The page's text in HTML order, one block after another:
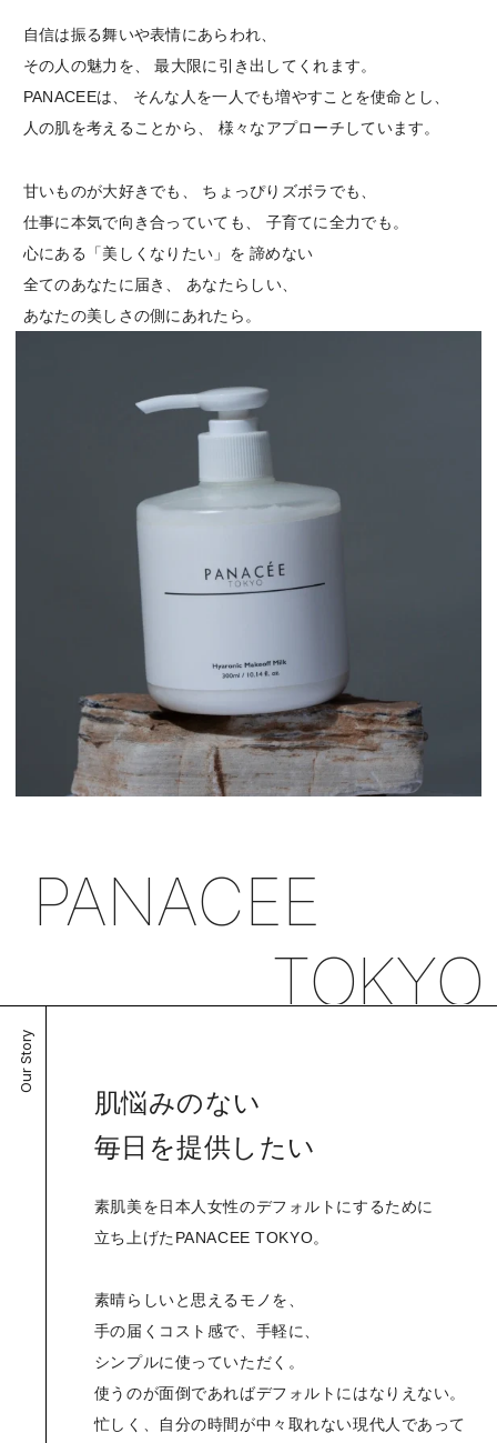
自信は振る舞いや表情にあらわれ、
その人の魅力を、
最大限に引き出してくれます。
PANACEEは、
そんな人を一人でも増やすことを使命とし、
人の肌を考えることから、
様々なアプローチしています。
甘いものが大好きでも、
ちょっぴりズボラでも、
仕事に本気で向き合っていても、
子育てに全力でも。
心にある「美しくなりたい」を 諦めない
全てのあなたに届き、
あなたらしい、
あなたの美しさの側にあれたら。
PANACEE
TOKYO
Our Story
肌悩みのない
毎日を提供したい
素肌美を日本人女性のデフォルトにするために
立ち上げたPANACEE TOKYO。
素晴らしいと思えるモノを、
手の届くコスト感で、手軽に、
シンプルに使っていただく。
使うのが面倒であればデフォルトにはなりえない。
忙しく、自分の時間が中々取れない現代人であって